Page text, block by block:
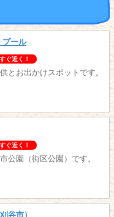
プール
すぐ近く！
とお出かけスポットです。
すぐ近く！
公園（街区公園）です。
谷市）